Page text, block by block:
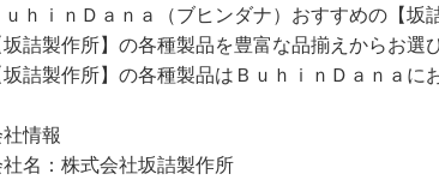
ｕｈｉｎＤａｎａ（ブヒンダナ）おすすめの【坂
坂詰製作所】の各種製品を豊富な品揃えからお選
坂詰製作所】の各種製品はＢｕｈｉｎＤａｎａに
情報
名：株式会社坂詰製作所